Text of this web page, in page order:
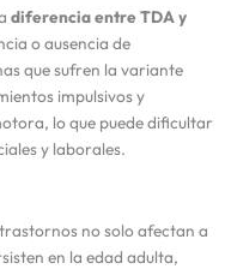
diferencia entre TDA y
o ausencia de
que sufren la variante
impulsivos y
lo que puede dificultar
y laborales.
no solo afectan a
en la edad adulta,